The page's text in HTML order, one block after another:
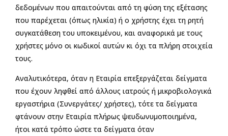
δεδομένων που απαιτούνται από τη φύση της εξέτασης
που παρέχεται (όπως ηλικία) ή ο χρήστης έχει τη ρητή
συγκατάθεση του υποκειμένου, και αναφορικά με τους
χρήστες μόνο οι κωδικοί αυτών κι όχι τα πλήρη στοιχεία
τους.
Αναλυτικότερα, όταν η Εταιρία επεξεργάζεται δείγματα
που έχουν ληφθεί από άλλους ιατρούς ή μικροβιολογικά
εργαστήρια (Συνεργάτες/ χρήστες), τότε τα δείγματα
φτάνουν στην Εταιρία πλήρως ψευδωνυμοποιημένα,
ήτοι κατά τρόπο ώστε τα δείγματα όταν